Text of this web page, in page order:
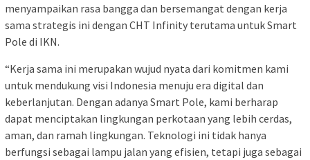
menyampaikan rasa bangga dan bersemangat dengan kerja
sama strategis ini dengan CHT Infinity terutama untuk Smart
Pole di IKN.
“Kerja sama ini merupakan wujud nyata dari komitmen kami
untuk mendukung visi Indonesia menuju era digital dan
keberlanjutan. Dengan adanya Smart Pole, kami berharap
dapat menciptakan lingkungan perkotaan yang lebih cerdas,
aman, dan ramah lingkungan. Teknologi ini tidak hanya
berfungsi sebagai lampu jalan yang efisien, tetapi juga sebagai